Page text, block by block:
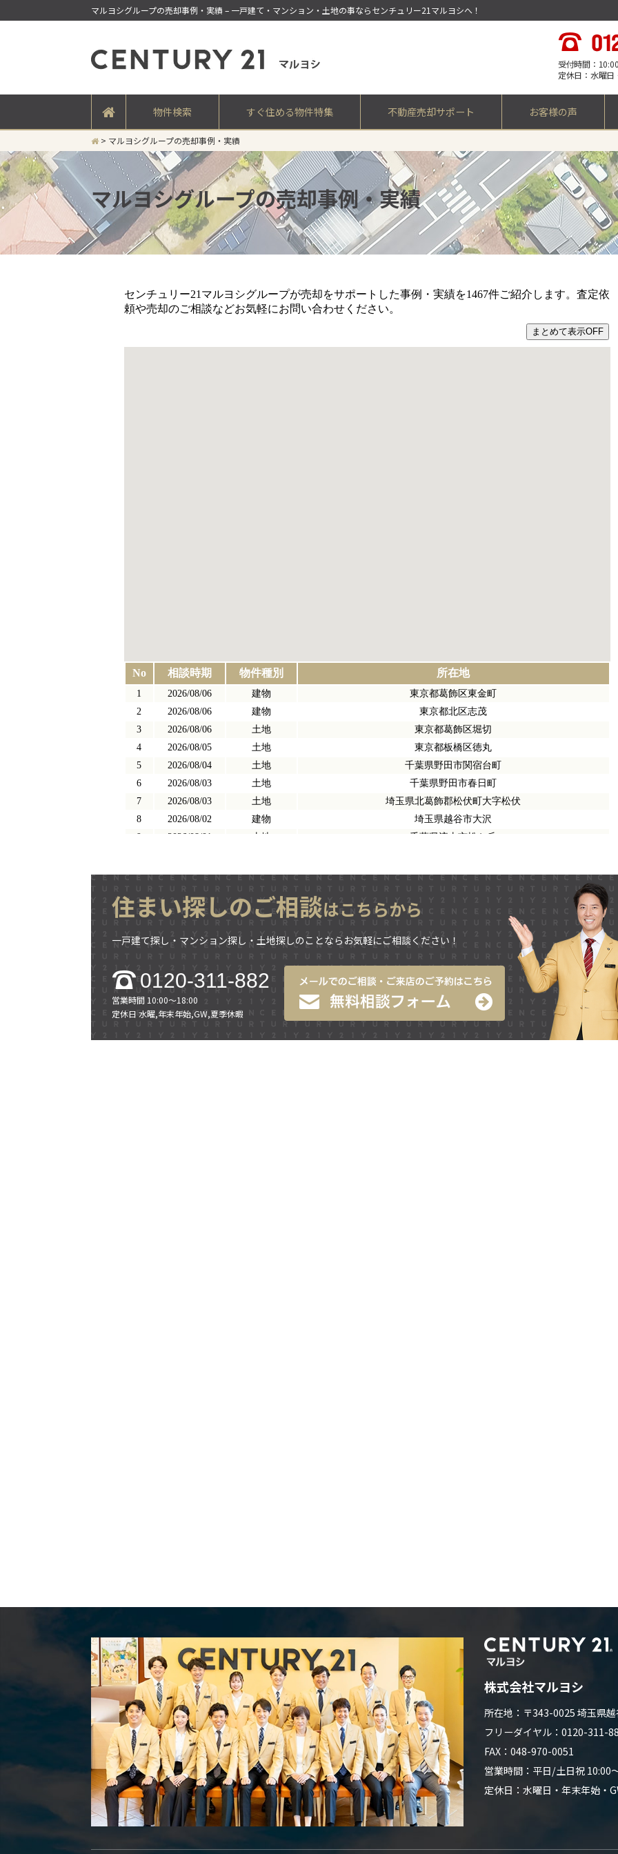
マルヨシグループの売却事例・実績 – 一戸建て・マンション・土地の事ならセンチュリー21マルヨシへ！
受付時間：
定休日：水曜
物件検索 すぐ住める物件特集 不動産売却サポート お客様の声
> マルヨシグループの売却事例・実績
マルヨシグループの売却事例・実績
住まい探しのご相談はこちらから
一戸建て探し・マンション探し・土地探しのことならお気軽にご相談ください！
0120-311-882
営業時間 10:00～18:00
定休日 水曜,年末年始,GW,夏季休暇
株式会社マルヨシ
所在地：〒343-0025 埼玉県
フリーダイヤル：0120-
FAX：048-970-0051
営業時間：平日/土日祝 10:00
定休日：水曜日・年末年始・